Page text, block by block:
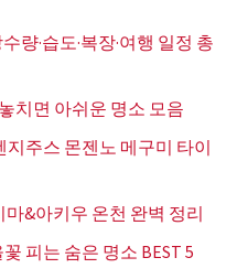
량·습도·복장·여행 일정 총
치면 아쉬운 명소 모음
주스 몬젠노 메구미 타이
&아키우 온천 완벽 정리
피는 숨은 명소 BEST 5